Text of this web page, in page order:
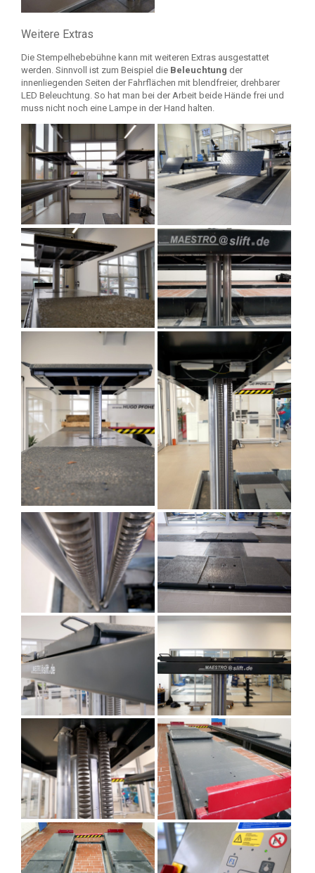
Weitere Extras
Die Stempelhebebühne kann mit weiteren Extras ausgestattet
werden. Sinnvoll ist zum Beispiel die Beleuchtung der
innenliegenden Seiten der Fahrflächen mit blendfreier, drehbarer
LED Beleuchtung. So hat man bei der Arbeit beide Hände frei und
muss nicht noch eine Lampe in der Hand halten.